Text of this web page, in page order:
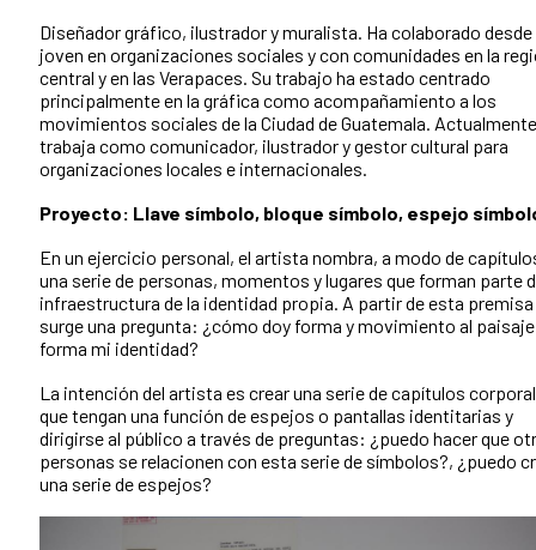
Diseñador gráfico, ilustrador y muralista. Ha colaborado desde
joven en organizaciones sociales y con comunidades en la
central y en las Verapaces. Su trabajo ha estado centrado
principalmente en la gráfica como acompañamiento a los
movimientos sociales de la Ciudad de Guatemala. Actualmente
trabaja como comunicador, ilustrador y gestor cultural para
organizaciones locales e internacionales.
Proyecto: Llave símbolo, bloque símbolo, espejo
En un ejercicio personal, el artista nombra, a modo de
una serie de personas, momentos y lugares que forman parte
infraestructura de la identidad propia. A partir de esta premisa
surge una pregunta: ¿cómo doy forma y movimiento al paisaje
forma mi identidad?
La intención del artista es crear una serie de capítulos
que tengan una función de espejos o pantallas identitarias y
dirigirse al público a través de preguntas: ¿puedo hacer que
personas se relacionen con esta serie de símbolos?, ¿puedo
una serie de espejos?